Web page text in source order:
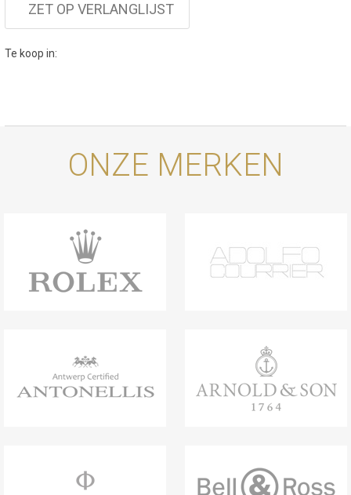
ZET OP VERLANGLIJST
Te koop in:
ONZE MERKEN